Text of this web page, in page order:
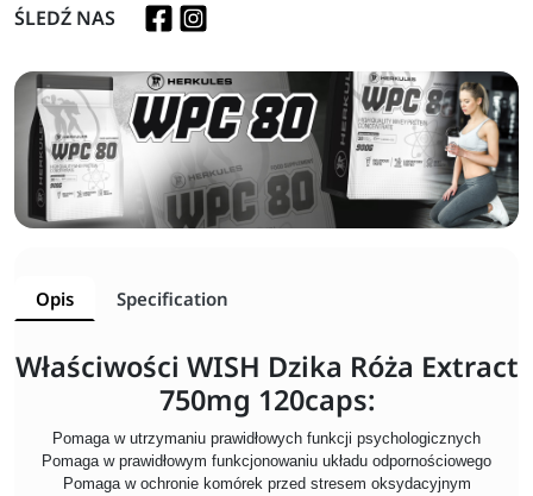
ŚLEDŹ NAS
Opis Specification
Właściwości WISH Dzika Róża Extract
750mg 120caps:
Pomaga w utrzymaniu prawidłowych funkcji psychologicznych
Pomaga w prawidłowym funkcjonowaniu układu odpornościowego
Pomaga w ochronie komórek przed stresem oksydacyjnym